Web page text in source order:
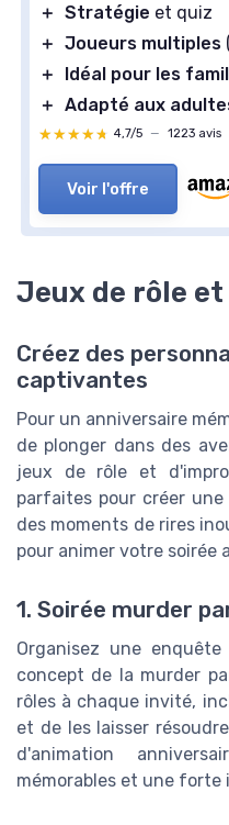
＋ Stratégie et quiz
＋ Joueurs multiples
＋
Idéal pour les
＋ Adapté aux
★★★★★
★★★★★ 4,7/5 — 1223 avis
Voir l'offre
Jeux de rôle
Créez des
captivantes
Pour un anniversaire
de plonger dans des
jeux de rôle et
parfaites pour créer
des moments de rires
pour animer votre soirée
1. Soirée murder
Organisez une
concept de la murder
rôles à chaque invité,
et de les laisser
d'animation
mémorables et une